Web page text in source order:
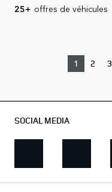
25+ offres de véhicules
1 2 3
SOCIAL MEDIA